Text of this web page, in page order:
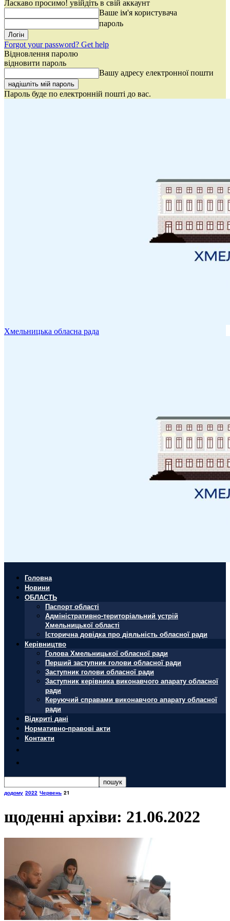
Ласкаво просимо! увійдіть в свій аккаунт
Ваше ім'я користувача
пароль
Forgot your password? Get help
Відновлення паролю
відновити пароль
Вашу адресу електронної пошти
Пароль буде по електронній пошті до вас.
Хмельницька обласна рада
Головна
Новини
ОБЛАСТЬ
Паспорт області
Адміністративно-територіальний устрій
Хмельницької області
Історична довідка про діяльність обласної ради
Керівництво
Голова Хмельницької обласної ради
Перший заступник голови обласної ради
Заступник голови обласної ради
Заступник керівника виконавчого апарату обласної
ради
Керуючий справами виконавчого апарату обласної
ради
Відкриті дані
Нормативно-правові акти
Контакти
додому 2022 Червень 21
щоденні архіви: 21.06.2022